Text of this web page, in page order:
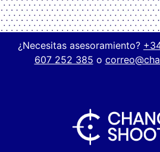
¿Necesitas asesoramiento?
607 252 385 o